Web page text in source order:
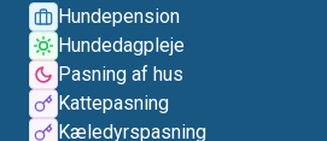
Hundepension
Hundedagpleje
Pasning af hus
Kattepasning
Kæledyrspasning